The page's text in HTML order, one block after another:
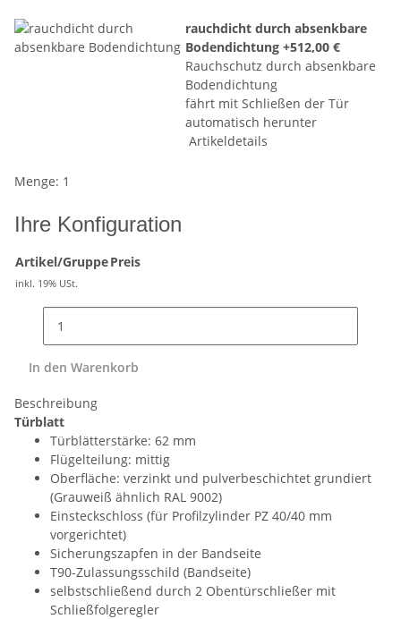
rauchdicht durch absenkbare
Bodendichtung+512,00 €
Rauchschutz durch absenkbare
Bodendichtung
fährt mit Schließen der Tür
automatisch herunter
Artikeldetails
Menge: 1
Ihre Konfiguration
Artikel/GruppePreis
inkl. 19% USt.
In den Warenkorb
Beschreibung
Türblatt
Türblätterstärke: 62 mm
Flügelteilung: mittig
Oberfläche: verzinkt und pulverbeschichtet grundiert
(Grauweiß ähnlich RAL 9002)
Einsteckschloss (für Profilzylinder PZ 40/40 mm
vorgerichtet)
Sicherungszapfen in der Bandseite
T90-Zulassungsschild (Bandseite)
selbstschließend durch 2 Obentürschließer mit
Schließfolgeregler